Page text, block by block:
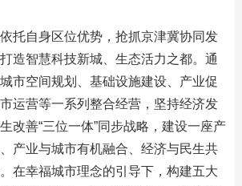
托自身区位优势，抢抓京津冀协同发
造智慧科技新城、生态活力之都。通
市空间规划、基础设施建设、产业促
运营等一系列整合经营，坚持经济发
改善“三位一体”同步战略，建设一座产
产业与城市有机融合、经济与民生共
在幸福城市理念的引导下，构建五大